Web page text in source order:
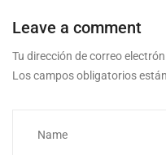
Leave a comment
Tu dirección de correo
Los campos obligatorios